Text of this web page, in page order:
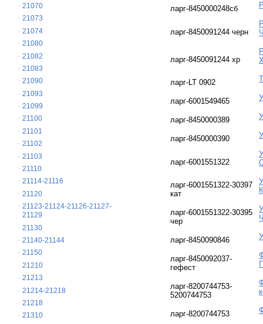
21070
21073
21074
21080
21082
21083
21090
21093
21099
21100
21101
21102
21103
21110
21114-21116
21120
21123-21124-21126-21127-
21129
21130
21140-21144
21150
21210
21213
21214-21218
21218
21310
ларг-8450000248сб
ларг-8450091244 черн
ларг-8450091244 хр
ларг-LT 0902
ларг-6001549465
ларг-8450000389
ларг-8450000390
ларг-6001551322
ларг-6001551322-30397
кат
ларг-6001551322-30395
чер
ларг-8450090846
ларг-8450092037-
гефест
ларг-8200744753-
5200744753
ларг-8200744753